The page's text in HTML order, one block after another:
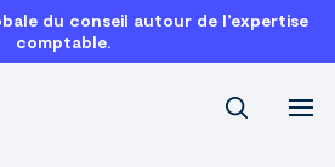
du conseil autour de l’expertise
comptable.